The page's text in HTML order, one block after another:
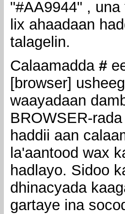
"#AA9944" ,
lix ahaadaan
talagelin.
Calaamadda #
[browser]
waayadaan
BROWSER-
haddii aan
la'aantood wax
hadlayo. Sidoo
dhinacyada
gartaye ina